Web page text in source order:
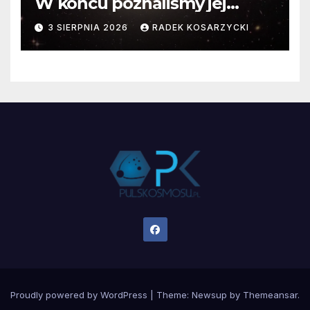
faktyczne wymiary
3 SIERPNIA 2026 RADEK KOSARZYCKI
Proudly powered by WordPress Theme: Newsup by Themeansar.